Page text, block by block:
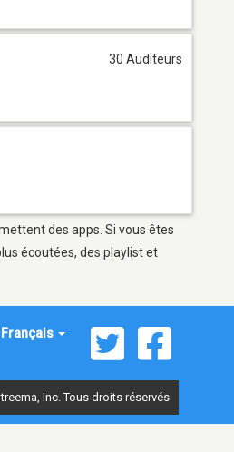
30 Auditeurs
des apps. Si vous êtes
écoutées, des playlist et
Français
Inc. Tous droits réservés